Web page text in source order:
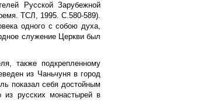
Русской Зарубежной
ТСЛ, 1995. С.580-589).
одного с собою духа,
служение Церкви был
также подкрепленному
из Чаньчуня в город
показал себя достойным
русских монастырей в